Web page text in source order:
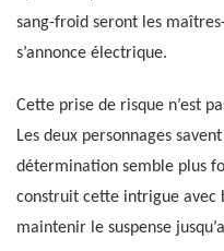
sang-froid seront les
s’annonce électrique.
Cette prise de risque n’est
Les deux personnages
détermination semble plus
construit cette intrigue avec
maintenir le suspense